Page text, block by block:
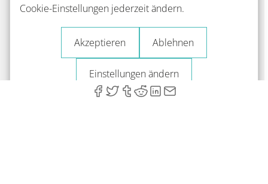
Cookie-Einstellungen jederzeit ändern.
Akzeptieren Ablehnen
Einstellungen ändern